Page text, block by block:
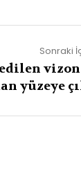
Sonraki
yüzeye